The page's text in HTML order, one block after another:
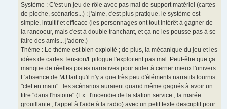
Système : C'est un jeu de rôle avec pas mal de support matériel (cartes
de pioche, scénarios...) : j'aime, c'est plus pratique. le système est
simple, intuitif et efficace (les personnages ont tout intérêt à gagner de
la rancoeur, mais c'est à double tranchant, et ça ne les pousse pas à se
faire des amis... j'adore.)
Thème : Le thème est bien exploité ; de plus, la mécanique du jeu et les
idées de cartes Tension/Epilogue l'exploitent pas mal. Peut-être que ça
manque de réelles pistes narratives pour aider à cerner mieux l'univers.
L'absence de MJ fait qu'il n'y a que très peu d'éléments narratifs fournis
"clef en main" : les scénarios auraient quand même gagnés à avoir un
titre "dans l'histoire" (Ex : l'incendie de la station service ; la marée
grouillante ; l'appel à l'aide à la radio) avec un petit texte descriptif pour